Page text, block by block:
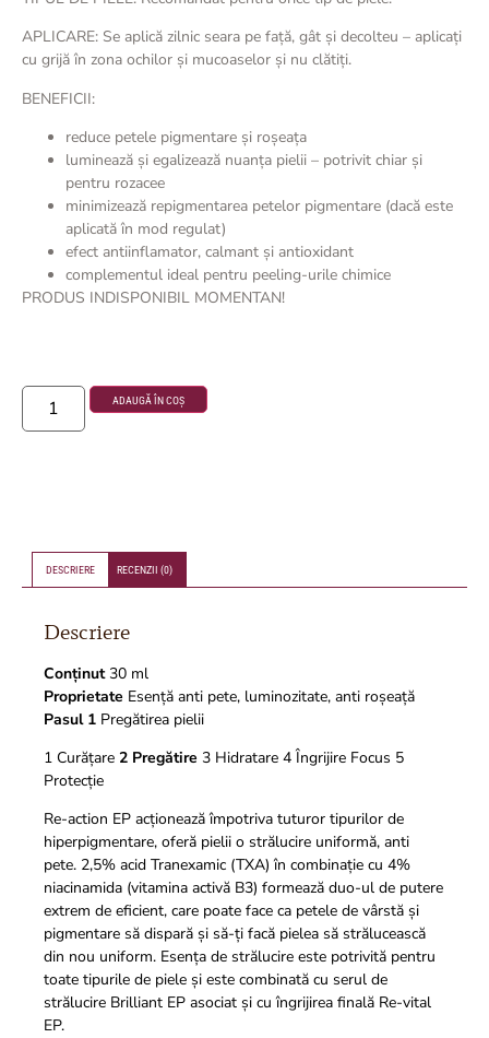
APLICARE: Se aplică zilnic seara pe față, gât și decolteu – aplicați
cu grijă în zona ochilor și mucoaselor și nu clătiți.
BENEFICII:
reduce petele pigmentare și roșeața
luminează și egalizează nuanța pielii – potrivit chiar și
pentru rozacee
minimizează repigmentarea petelor pigmentare (dacă este
aplicată în mod regulat)
efect antiinflamator, calmant și antioxidant
complementul ideal pentru peeling-urile chimice
PRODUS INDISPONIBIL MOMENTAN!
ADAUGĂ ÎN COȘ
DESCRIERE RECENZII (0)
Descriere
Conținut30 ml
Proprietate Esență anti pete, luminozitate, anti roșeață
Pasul 1 Pregătirea pielii
1 Curățare 2 Pregătire 3 Hidratare 4 Îngrijire Focus 5
Protecție
Re-action EP acționează împotriva tuturor tipurilor de
hiperpigmentare, oferă pielii o strălucire uniformă, anti
pete. 2,5% acid Tranexamic (TXA) în combinație cu 4%
niacinamida (vitamina activă B3) formează duo-ul de putere
extrem de eficient, care poate face ca petele de vârstă și
pigmentare să dispară și să-ți facă pielea să strălucească
din nou uniform. Esența de strălucire este potrivită pentru
toate tipurile de piele și este combinată cu serul de
strălucire Brilliant EP asociat și cu îngrijirea finală Re-vital
EP.